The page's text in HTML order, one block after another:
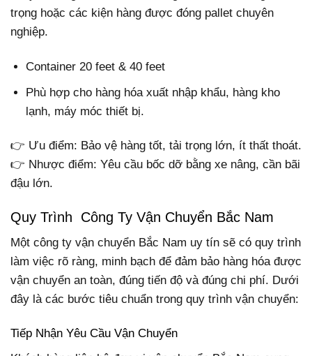
trọng hoặc các kiện hàng được đóng pallet chuyên
nghiệp.
Container 20 feet & 40 feet
Phù hợp cho hàng hóa xuất nhập khẩu, hàng kho
lạnh, máy móc thiết bị.
👉 Ưu điểm: Bảo vệ hàng tốt, tải trọng lớn, ít thất thoát.
👉 Nhược điểm: Yêu cầu bốc dỡ bằng xe nâng, cần bãi
đậu lớn.
Quy Trình Công Ty Vận Chuyển Bắc Nam
Một công ty vận chuyển Bắc Nam uy tín sẽ có quy trình
làm việc rõ ràng, minh bạch để đảm bảo hàng hóa được
vận chuyển an toàn, đúng tiến độ và đúng chi phí. Dưới
đây là các bước tiêu chuẩn trong quy trình vận chuyển:
Tiếp Nhận Yêu Cầu Vận Chuyển